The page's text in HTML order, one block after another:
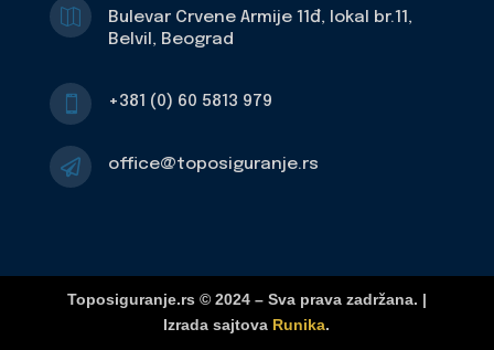

Bulevar Crvene Armije 11đ, lokal br.11,
Belvil, Beograd
 +381 (0) 60 5813 979
 office@toposiguranje.rs
Toposiguranje.rs © 2024 – Sva prava zadržana. |
Izrada sajtova Runika.